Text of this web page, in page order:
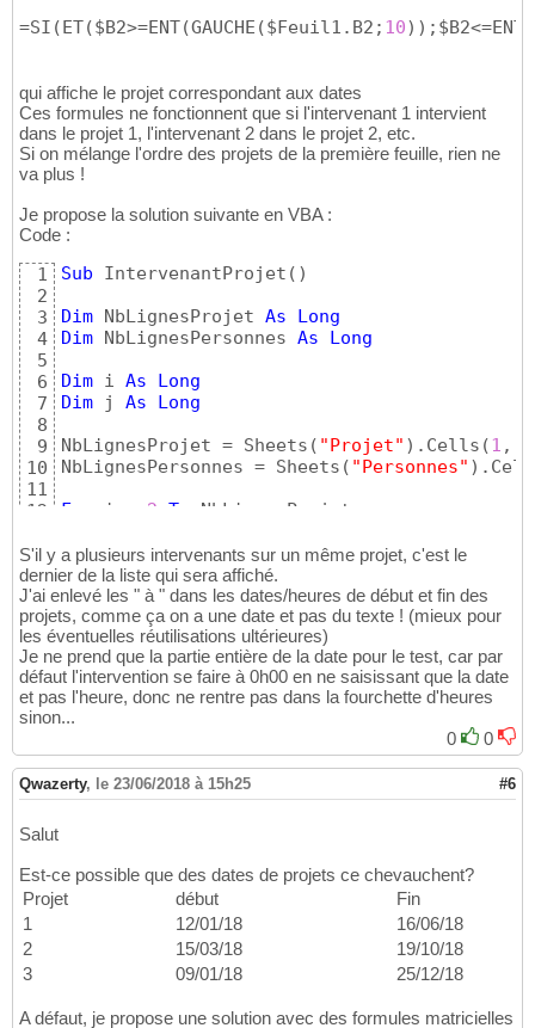
=SI (ET($B2>=ENT(GAUCHE ($Feuil1.B2; 10) ) ;$B2<=ENT
qui affiche le projet correspondant aux dates
Ces formules ne fonctionnent que si l'intervenant 1 intervient
dans le projet 1, l'intervenant 2 dans le projet 2, etc.
Si on mélange l'ordre des projets de la première feuille, rien ne
va plus !
Je propose la solution suivante en VBA :
Code :
1
2
3
4
5
6
7
8
9
10
11
12
14
15
16
17
18
19
20
21
22
24
25
Sub IntervenantProjet ( )
Dim NbLignesProjet As
Long
Dim NbLignesPersonnes As
Long
Dim i As
Long
Dim j As
Long
NbLignesProjet = Sheets ( "Projet" ) .Cells (1 ,
NbLignesPersonnes = Sheets ( "Personnes" )
For
i = 2 To
NbLignesProjet
For j = 2 To NbLignesPersonnes
If Sheets( "Personnes") .Cells( j, 2 )
And Sheets("Personnes") .Cells(j, 2)
    Sheets
("Projet").Cells
End
If
Next j
End
Sub
S'il y a plusieurs intervenants sur un même projet, c'est le
dernier de la liste qui sera affiché.
J'ai enlevé les " à " dans les dates/heures de début et fin des
projets, comme ça on a une date et pas du texte ! (mieux pour
les éventuelles réutilisations ultérieures)
Je ne prend que la partie entière de la date pour le test, car par
défaut l'intervention se faire à 0h00 en ne saisissant que la date
et pas l'heure, donc ne rentre pas dans la fourchette d'heures
sinon...
0
0
Qwazerty, le 23/06/2018 à 15h25 #6
Salut
Est-ce possible que des dates de projets ce chevauchent?
Projet
début
Fin
1
12/01/18
16/06/18
2
15/03/18
19/10/18
3
09/01/18 25/12/18
A défaut, je propose une solution avec des formules matricielles